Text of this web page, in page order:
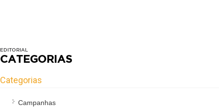
EDITORIAL
CATEGORIAS
Categorias
Campanhas